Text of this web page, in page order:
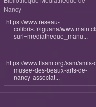
Nancy
https://www.reseau-
colibris.fr/iguana/
surl=mediatheque_manu...
https://www.ffsam.org/sam/amis-
musee-des-beaux-arts-de-
nancy-associat...